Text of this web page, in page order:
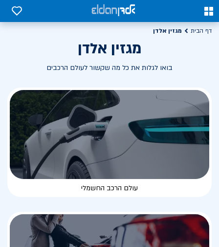
0
0
דף הבית מגזין אלדן
מגזין אלדן
בואו לגלות את כל מה שקשור לעולם הרכבים
עולם הרכב החשמלי